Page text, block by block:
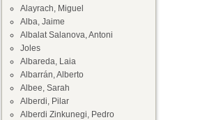
Alayrach, Miguel
Alba, Jaime
Albalat Salanova, Antoni
Joles
Albareda, Laia
Albarrán, Alberto
Albee, Sarah
Alberdi, Pilar
Alberdi Zinkunegi, Pedro